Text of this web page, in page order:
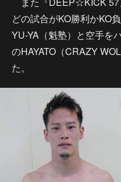
どの試合がKO勝利かKO
YU-YA（魁塾）と空手を
のHAYATO（CRAZY
た。